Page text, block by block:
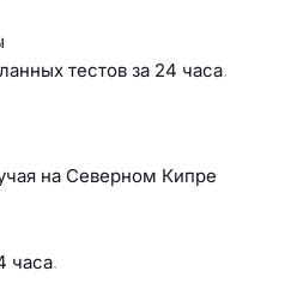
тестов за 24 часа.
на Северном Кипре
часа.